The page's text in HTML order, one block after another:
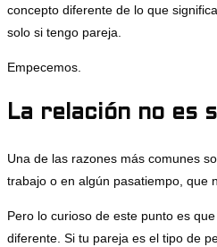
concepto diferente de lo que
solo si tengo pareja.
Empecemos.
La relación no es
Una de las razones más comunes
trabajo o en algún pasatiempo, que
Pero lo curioso de este punto es
diferente. Si tu pareja es el tipo de